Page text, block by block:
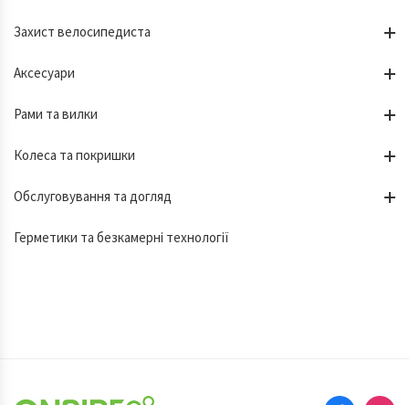
Захист велосипедиста
Аксесуари
Рами та вилки
Колеса та покришки
Обслуговування та догляд
Герметики та безкамерні технології